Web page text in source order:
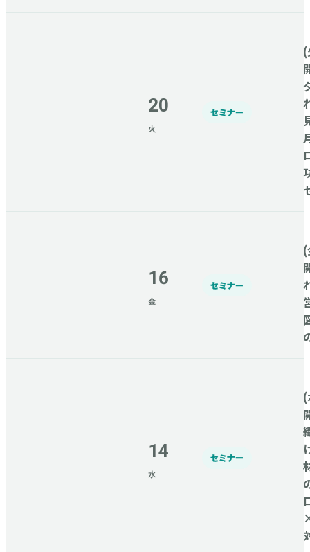
20
火
セミナー
16
金
セミナー
14
水
セミナー